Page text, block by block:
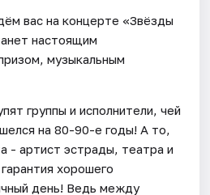
вас на концерте «Звёзды
настоящим
музыкальным
группы и исполнители, чей
на 80-90-е годы! А то,
- артист эстрады, театра и
хорошего
день! Ведь между